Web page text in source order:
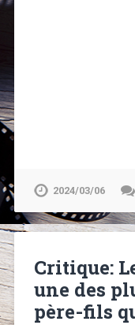
2024/03/06
Critique:
une des
père-fils